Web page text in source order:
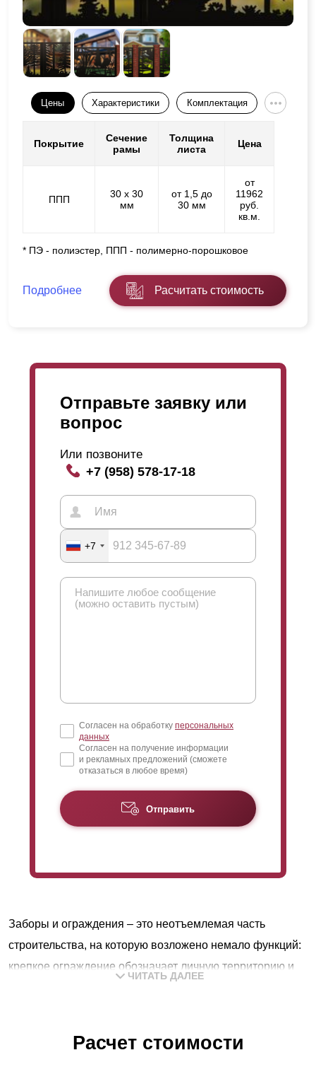
Цены Характеристики Комплектация
Покрытие
Сечение
рамы
Толщина
листа
Цена
ППП
30 х 30
мм
от 1,5 до
30 мм
от
11962
руб.
кв.м.
* ПЭ - полиэстер, ППП - полимерно-порошковое
Подробнее Расчитать стоимость
Отправьте заявку или
вопрос
Или позвоните
+7 (958) 578-17-18
+7
Согласен на обработку персональных
данных
Согласен на получение информации
и рекламных предложений (сможете
отказаться в любое время)
Отправить
Заборы и ограждения – это неотъемлемая часть
строительства, на которую возложено немало функций:
крепкое ограждение обозначает личную территорию и
В любой приватной собственности можно чувствовать
ЧИТАТЬ ДАЛЕЕ
Расчет стоимости